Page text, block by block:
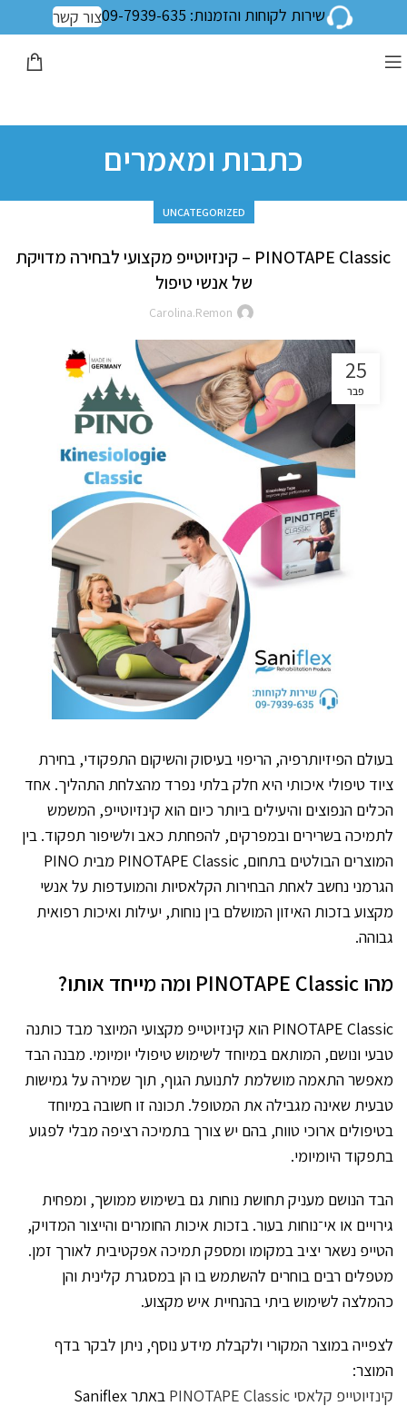
שירות לקוחות והזמנות: 09-7939-635 צור קשר
כתבות ומאמרים
UNCATEGORIZED
PINOTAPE Classic – קינזיוטייפ מקצועי לבחירה מדויקת
של אנשי טיפול
Carolina.remon
25
פבר
בעולם הפיזיותרפיה, הריפוי בעיסוק והשיקום התפקודי, בחירת
ציוד טיפולי איכותי היא חלק בלתי נפרד מהצלחת התהליך. אחד
הכלים הנפוצים והיעילים ביותר כיום הוא קינזיוטייפ, המשמש
לתמיכה בשרירים ובמפרקים, להפחתת כאב ולשיפור תפקוד. בין
המוצרים הבולטים בתחום, PINOTAPE Classic מבית PINO
הגרמני נחשב לאחת הבחירות הקלאסיות והמועדפות על אנשי
מקצוע בזכות האיזון המושלם בין נוחות, יעילות ואיכות רפואית
גבוהה.
מהו PINOTAPE Classic ומה מייחד אותו?
PINOTAPE Classic הוא קינזיוטייפ מקצועי המיוצר מבד כותנה
טבעי ונושם, המותאם במיוחד לשימוש טיפולי יומיומי. מבנה הבד
מאפשר התאמה מושלמת לתנועת הגוף, תוך שמירה על גמישות
טבעית שאינה מגבילה את המטופל. תכונה זו חשובה במיוחד
בטיפולים ארוכי טווח, בהם יש צורך בתמיכה רציפה מבלי לפגוע
בתפקוד היומיומי.
הבד הנושם מעניק תחושת נוחות גם בשימוש ממושך, ומפחית
גירויים או אי־נוחות בעור. בזכות איכות החומרים והייצור המדויק,
הטייפ נשאר יציב במקומו ומספק תמיכה אפקטיבית לאורך זמן.
מטפלים רבים בוחרים להשתמש בו הן במסגרת קלינית והן
כהמלצה לשימוש ביתי בהנחיית איש מקצוע.
לצפייה במוצר המקורי ולקבלת מידע נוסף, ניתן לבקר בדף
המוצר:
קינזיוטייפ קלאסי PINOTAPE Classic
באתר Saniflex